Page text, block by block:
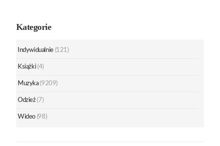
Kategorie
Indywidualnie (121)
Książki (4)
Muzyka (9209)
Odzież (7)
Wideo (98)